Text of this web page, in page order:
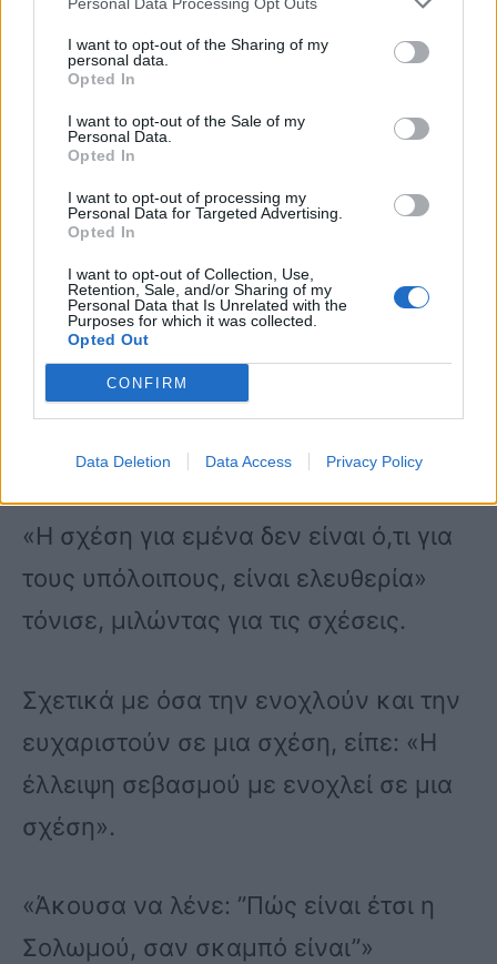
I want to opt-out of the Sharing of my
personal data.
Opted In
I want to opt-out of the Sale of my
Personal Data.
Opted In
I want to opt-out of processing my
Personal Data for Targeted Advertising.
Opted In
I want to opt-out of Collection, Use,
Retention, Sale, and/or Sharing of my
Personal Data that Is Unrelated with the
Purposes for which it was collected.
Opted Out
CONFIRM
Data Deletion Data Access Privacy Policy
αντιμετωπίζεις μια κρίση είναι πολύ
σοβαρός. Το ότι δεν βγαίνει κάποιος
υπεύθυνος να μου μιλήσει και
περιμένω ένα τέταρτο και έρχονται με
ύφος.. όχι, όχι. Τσακώθηκα στο
αεροδρόμιο».
Η γνωστή ηθοποιός μίλησε και για την
οργάνωση και τις διακοπές της.
«Θέλω να είμαι συνέχεια
ευτυχισμένη» είπε.
«Η σχέση για εμένα δεν είναι ό,τι για
τους υπόλοιπους, είναι ελευθερία»
τόνισε, μιλώντας για τις σχέσεις.
Σχετικά με όσα την ενοχλούν και την
ευχαριστούν σε μια σχέση, είπε: «Η
έλλειψη σεβασμού με ενοχλεί σε μια
σχέση».
«Άκουσα να λένε: ”Πώς είναι έτσι η
Σολωμού, σαν σκαμπό είναι”»